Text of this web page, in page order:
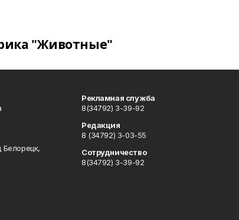
"Животные"
Белорецк,
Рекламная служба
8(34792) 3-39-92
Редакция
8 (34792) 3-03-55
Сотрудничество
8(34792) 3-39-92